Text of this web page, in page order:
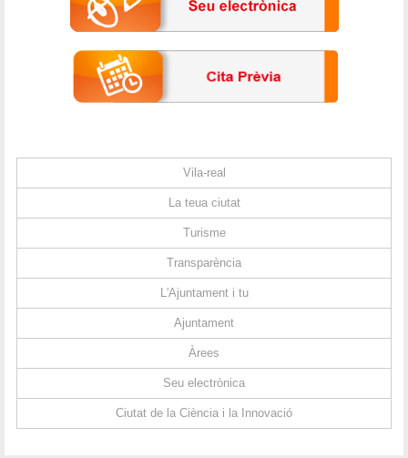
Vila-real
La teua ciutat
Turisme
Transparència
L'Ajuntament i tu
Ajuntament
Àrees
Seu electrònica
Ciutat de la Ciència i la Innovació